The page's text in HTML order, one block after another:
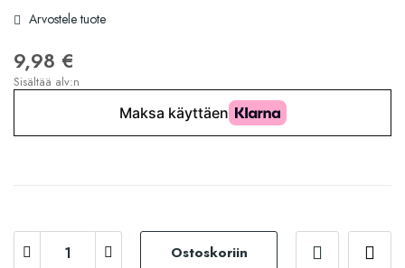
Arvostele tuote
9,98 €
Sisältää alv:n
Ostoskoriin